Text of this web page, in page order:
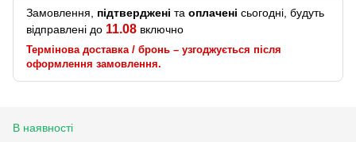
Замовлення, підтверджені та оплачені сьогодні, будуть
відправлені до 11.08 включно
Термінова доставка / бронь – узгоджується після
оформлення замовлення.
В наявності